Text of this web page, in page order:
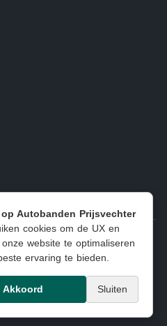
Autobanden Prijsvechter
cookies om de UX en
website te optimaliseren
ervaring te bieden.
Akkoord Sluiten
Privacy | Voorwaarden
Banden Oosterhout